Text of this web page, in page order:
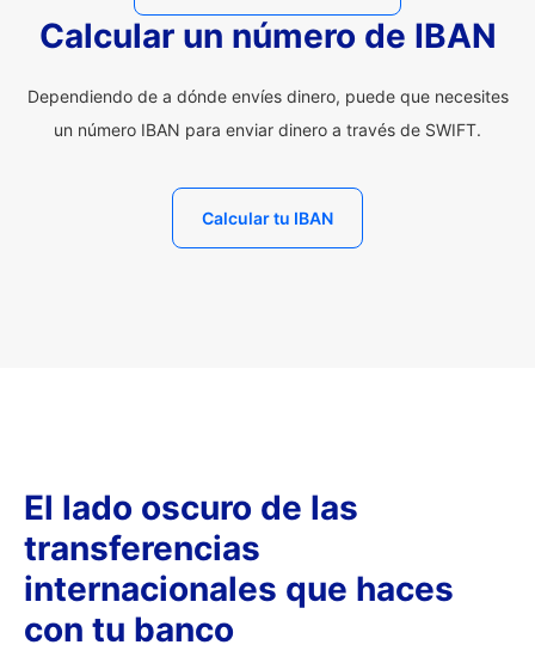
Calcular un número de IBAN
Dependiendo de a dónde envíes dinero, puede que necesites
un número IBAN para enviar dinero a través de SWIFT.
Calcular tu IBAN
El lado oscuro de las
transferencias
internacionales que haces
con tu banco